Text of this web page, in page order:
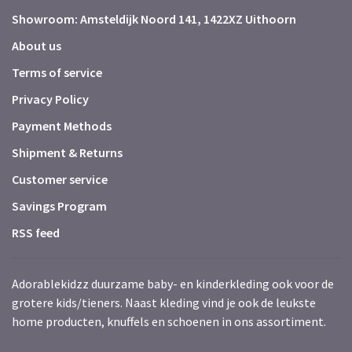
Showroom: Amsteldijk Noord 141, 1422XZ Uithoorn
About us
Terms of service
Privacy Policy
Payment Methods
Shipment & Returns
Customer service
Savings Program
RSS feed
Adorablekidzz duurzame baby- en kinderkleding ook voor de
grotere kids/tieners. Naast kleding vind je ook de leukste
home producten, knuffels en schoenen in ons assortiment.